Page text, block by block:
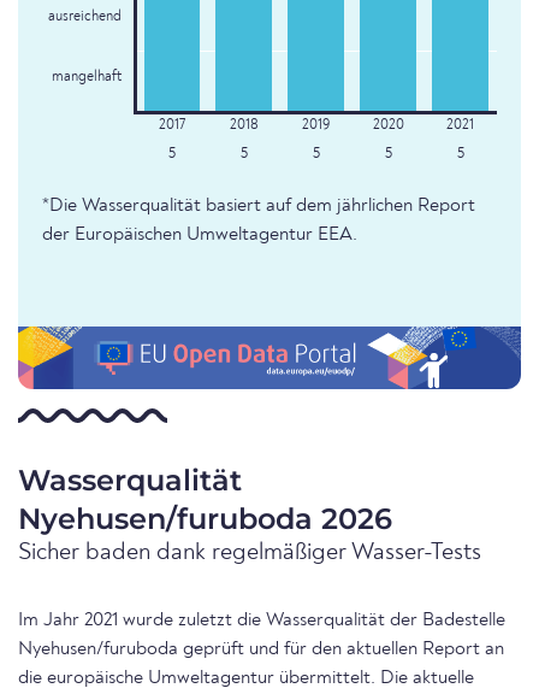
ausreichend
mangelhaft
5 5 5 5 5
*Die Wasserqualität basiert auf dem jährlichen Report
der Europäischen Umweltagentur EEA.
Wasserqualität
Nyehusen/furuboda 2026
Sicher baden dank regelmäßiger Wasser-Tests
Im Jahr 2021 wurde zuletzt die Wasserqualität der Badestelle
Nyehusen/furuboda geprüft und für den aktuellen Report an
die europäische Umweltagentur übermittelt. Die aktuelle